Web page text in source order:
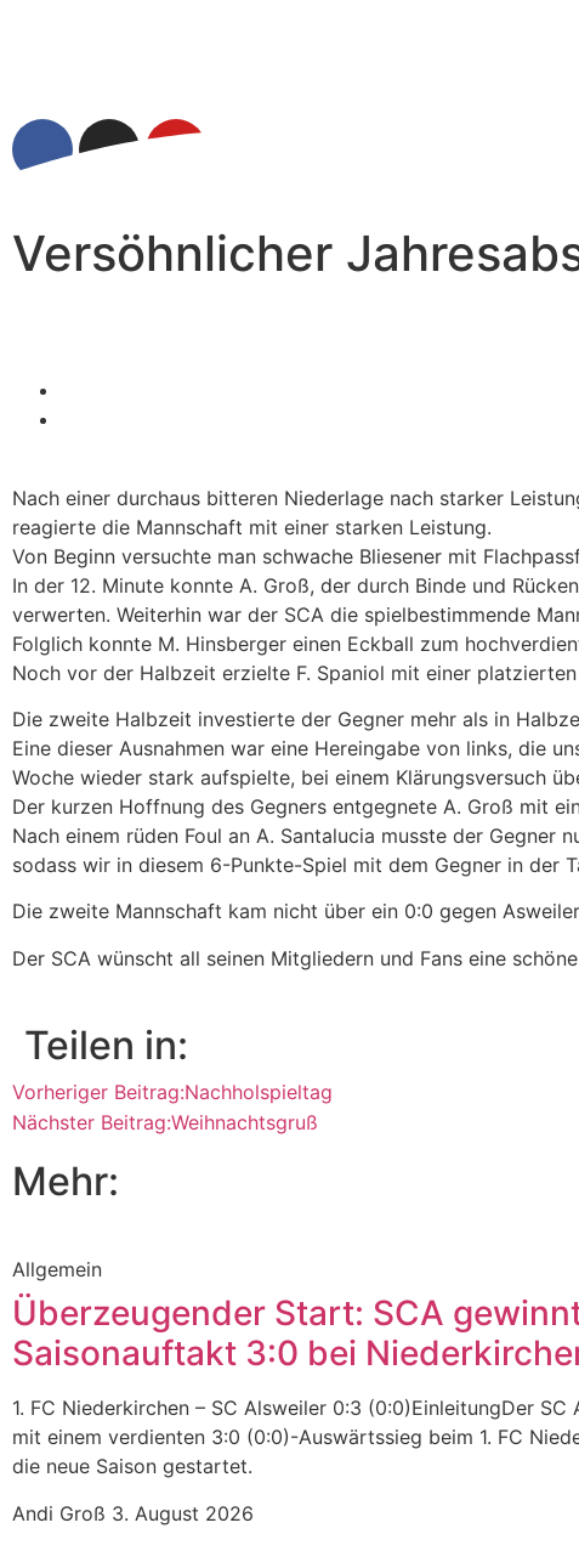
Versöhnlicher
Nach einer durchaus bitteren Niederlage nach starker
reagierte die Mannschaft mit einer starken Leistung.
Von Beginn versuchte man schwache Bliesener mit
In der 12. Minute konnte A. Groß, der durch Binde und
verwerten. Weiterhin war der SCA die spielbestimmende
Folglich konnte M. Hinsberger einen Eckball zum
Noch vor der Halbzeit erzielte F. Spaniol mit einer
Die zweite Halbzeit investierte der Gegner mehr als in
Eine dieser Ausnahmen war eine Hereingabe von links, die
Woche wieder stark aufspielte, bei einem Klärungsversuch
Der kurzen Hoffnung des Gegners entgegnete A. Groß mit
Nach einem rüden Foul an A. Santalucia musste der Gegner
sodass wir in diesem 6-Punkte-Spiel mit dem Gegner in der
Die zweite Mannschaft kam nicht über ein 0:0 gegen
Der SCA wünscht all seinen Mitgliedern und Fans eine
Teilen in:
Vorheriger Beitrag:Nachholspieltag
Nächster Beitrag:Weihnachtsgruß
Mehr:
Allgemein
Überzeugender Start: SCA
Saisonauftakt 3:0 bei
1. FC Niederkirchen – SC Alsweiler 0:3 (0:0)EinleitungDer SC
mit einem verdienten 3:0 (0:0)-Auswärtssieg beim 1. FC
die neue Saison gestartet.
Andi Groß 3. August 2026